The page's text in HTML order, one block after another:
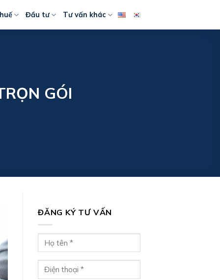
Đầu tư Tư vấn khác
GÓI
ĐĂNG KÝ TƯ VẤN